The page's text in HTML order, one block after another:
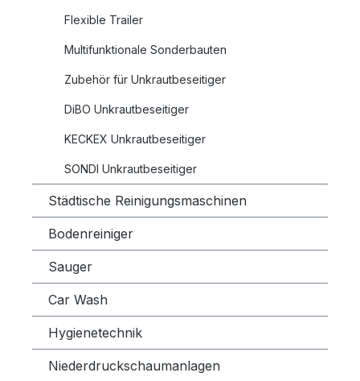
Flexible Trailer
Multifunktionale Sonderbauten
Zubehör für Unkrautbeseitiger
DiBO Unkrautbeseitiger
KECKEX Unkrautbeseitiger
SONDI Unkrautbeseitiger
Städtische Reinigungsmaschinen
Bodenreiniger
Sauger
Car Wash
Hygienetechnik
Niederdruckschaumanlagen